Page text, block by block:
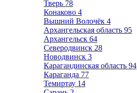
Тверь 78
Конаково 4
Вышний Волочёк 4
Архангельская область 95
Архангельск 64
Северодвинск 28
Новодвинск 3
Карагандинская область 94
Караганда 77
Темиртау 14